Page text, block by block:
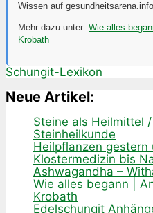
Wissen auf
Mehr dazu unter: Wie alles
Krobath
Schungit-Lexikon
Neue Artikel:
Steine als Heilmittel /
Steinheilkunde
Heilpflanzen gestern
Klostermedizin bis
Ashwagandha –
Wie alles begann |
Krobath
Edelschungit